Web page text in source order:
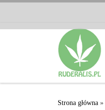
Strona główna »